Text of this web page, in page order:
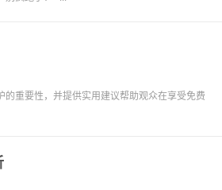
重要性，并提供实用建议帮助观众在享受免费